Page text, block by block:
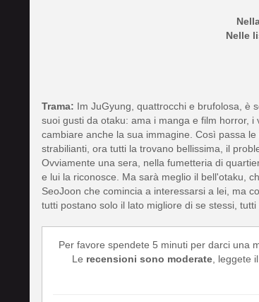
Nelle
Trama: Im JuGyung, quattrocchi e brufolosa, è
suoi gusti da otaku: ama i manga e film horror,
cambiare anche la sua immagine. Così passa
strabilianti, ora tutti la trovano bellissima, il
Ovviamente una sera, nella fumetteria di
e lui la riconosce. Ma sarà meglio il bell'otaku,
SeoJoon che comincia a interessarsi a lei, ma
tutti postano solo il lato migliore di se stessi,
Per favore spendete 5 minuti per darci una
Le recensioni sono moderate , leggete il